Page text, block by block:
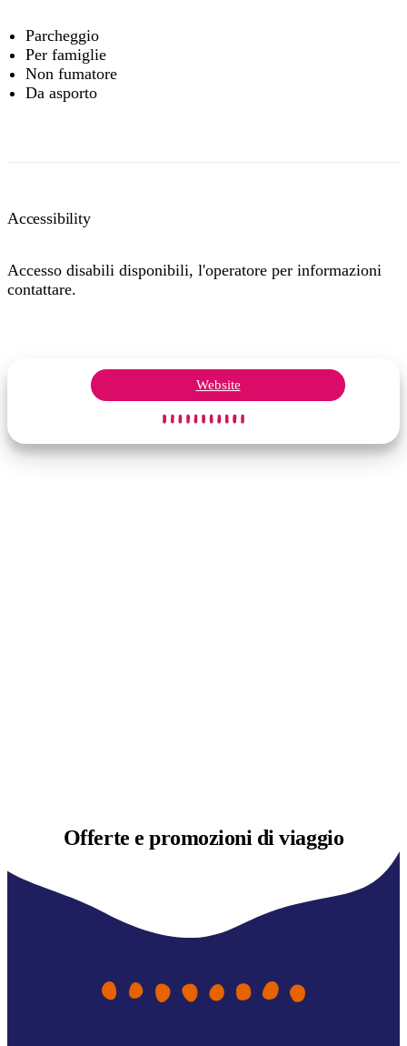
Parcheggio
Per famiglie
Non fumatore
Da asporto
Accessibility
Accesso disabili disponibili, l'operatore per informazioni
contattare.
Website
Offerte epromozioni di viaggio